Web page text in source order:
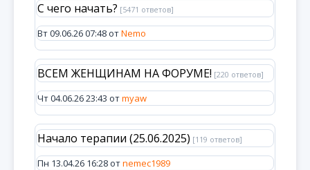
С чего начать? [5471 ответов]
Вт 09.06.26 07:48 отNemo
ВСЕМ ЖЕНЩИНАМ НА ФОРУМЕ! [220 ответов]
Чт 04.06.26 23:43 отmyaw
Начало терапии (25.06.2025) [119 ответов]
Пн 13.04.26 16:28 отnemec1989